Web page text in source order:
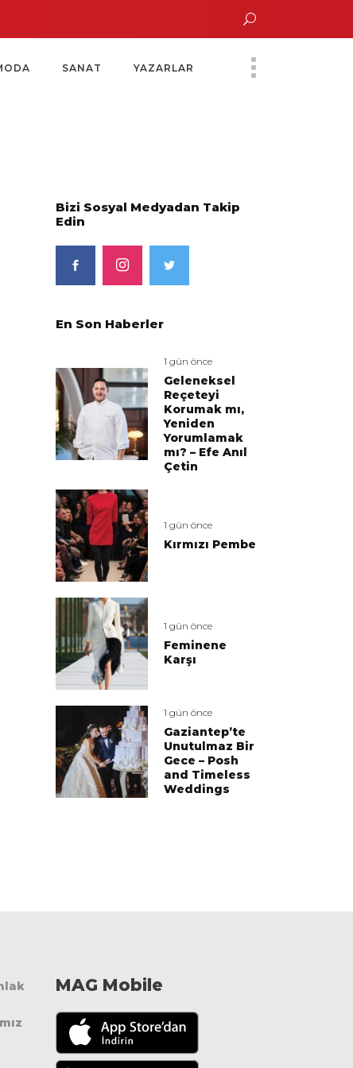
Yoko Ono Sergisi Özel Bir Davetle Açıldı
SANAT YAZARLAR
Bizi Sosyal Medyadan Takip
Edin
En Son Haberler
1 gün önce
Geleneksel
Reçeteyi
Korumak mı,
Yeniden
Yorumlamak
mı? – Efe Anıl
Çetin
1 gün önce
Kırmızı Pembe
1 gün önce
Feminene
Karşı
1 gün önce
Gaziantep’te
Unutulmaz Bir
Gece – Posh
and Timeless
Weddings
MAG Mobile